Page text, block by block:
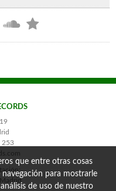
253
que entre otras cosas
para mostrarle
de uso de nuestro